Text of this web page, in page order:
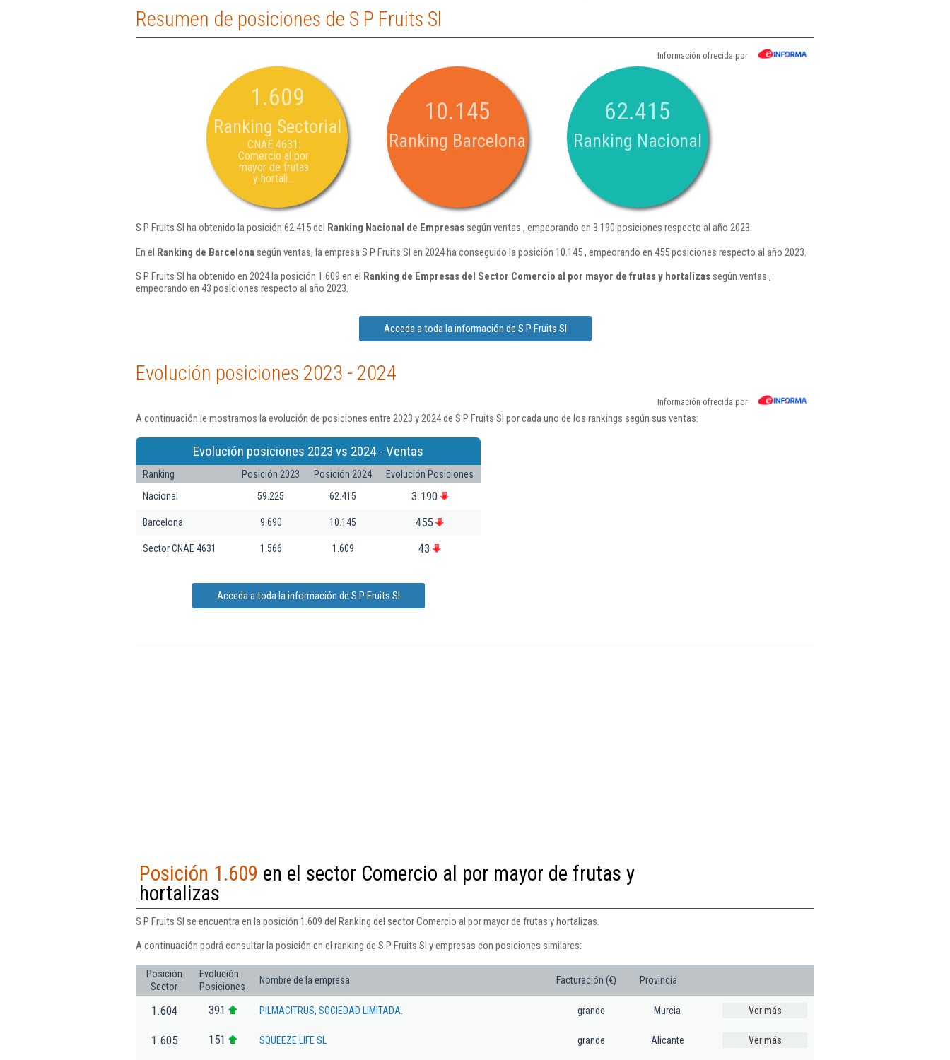
Resumen de posiciones de S P Fruits Sl
Información ofrecida por
1.609
Ranking Sectorial
CNAE 4631:
Comercio al por
mayor de frutas
y hortali...
10.145
Ranking Barcelona
62.415
Ranking Nacional
S P Fruits Sl ha obtenido la posición 62.415 del Ranking Nacional de Empresassegún ventas , empeorando en 3.190 posiciones respecto al año 2023.
En el Ranking de Barcelona según ventas, la empresa S P Fruits Sl en 2024 ha conseguido la posición 10.145 , empeorando en 455 posiciones respecto al año 2023.
S P Fruits Sl ha obtenido en 2024 la posición 1.609 en el Ranking de Empresas del Sector Comercio al por mayor de frutas y hortalizassegún ventas ,
empeorando en 43 posiciones respecto al año 2023.
Acceda a toda la información de S P Fruits Sl
Evolución posiciones 2023 - 2024
Información ofrecida por
A continuación le mostramos la evolución de posiciones entre 2023 y 2024 de S P Fruits Sl por cada uno de los rankings según sus ventas:
Evolución posiciones 2023 vs 2024 - Ventas
Ranking Posición 2023 Posición 2024
Evolución Posiciones
Nacional
59.225 62.415 3.190
Barcelona 9.690 10.145 455
Sector CNAE 4631 1.566 1.609 43
Acceda a toda la información de S P Fruits Sl
Posición 1.609 en el sector Comercio al por mayor de frutas y
hortalizas
S P Fruits Sl se encuentra en la posición 1.609 del Ranking del sector Comercio al por mayor de frutas y hortalizas.
A continuación podrá consultar la posición en el ranking de S P Fruits Sl y empresas con posiciones similares:
Posición
Sector
Evolución
Posiciones
Nombre de la empresa Facturación (€) Provincia
1.604 391 PILMACITRUS, SOCIEDAD LIMITADA. grande Murcia Ver más
1.605 151 SQUEEZE LIFE SL grande Alicante Ver más